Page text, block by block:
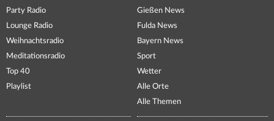
Party Radio
Lounge Radio
Weihnachtsradio
Meditationsradio
Top 40
Playlist
Gießen News
Fulda News
Bayern News
Sport
Wetter
Alle Orte
Alle Themen